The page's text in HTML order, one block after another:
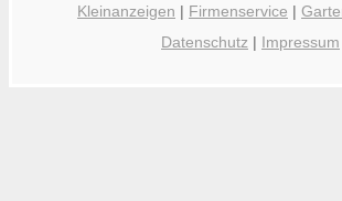
Kleinanzeigen | Firmenservice |
Datenschutz | Impressum